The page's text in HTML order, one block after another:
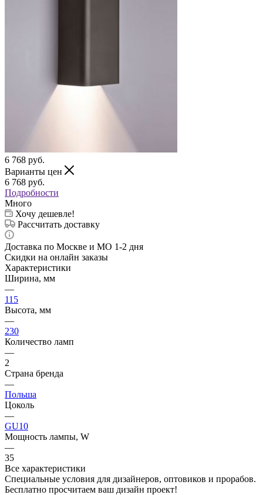
6 768 руб.
Варианты цен
6 768 руб.
Подробности
Много
Хочу дешевле!
Рассчитать доставку
Доставка по Москве и МО 1-2 дня
Скидки на онлайн заказы
Характеристики
Ширина, мм
—
115
Высота, мм
—
230
Количество ламп
—
2
Страна бренда
—
Польша
Цоколь
—
GU10
Мощность лампы, W
—
35
Все характеристики
Специальные условия для дизайнеров, оптовиков и прорабов.
Бесплатно просчитаем ваш дизайн проект!